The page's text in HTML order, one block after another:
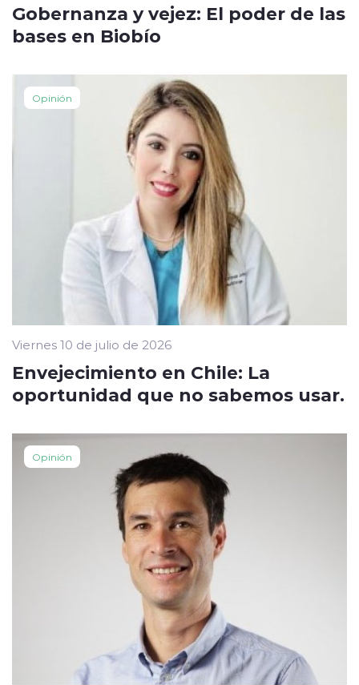
Gobernanza y vejez: El poder de las
bases en Biobío
Opinión
Viernes 10 de julio de 2026
Envejecimiento en Chile: La
oportunidad que no sabemos usar.
Opinión